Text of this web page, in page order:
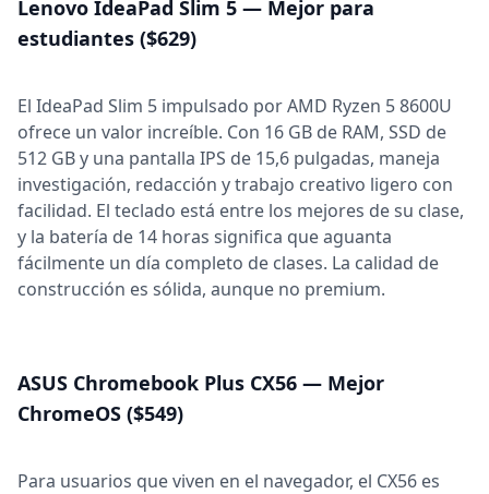
Lenovo IdeaPad Slim 5 — Mejor para
estudiantes ($629)
El IdeaPad Slim 5 impulsado por AMD Ryzen 5 8600U
ofrece un valor increíble. Con 16 GB de RAM, SSD de
512 GB y una pantalla IPS de 15,6 pulgadas, maneja
investigación, redacción y trabajo creativo ligero con
facilidad. El teclado está entre los mejores de su clase,
y la batería de 14 horas significa que aguanta
fácilmente un día completo de clases. La calidad de
construcción es sólida, aunque no premium.
ASUS Chromebook Plus CX56 — Mejor
ChromeOS ($549)
Para usuarios que viven en el navegador, el CX56 es